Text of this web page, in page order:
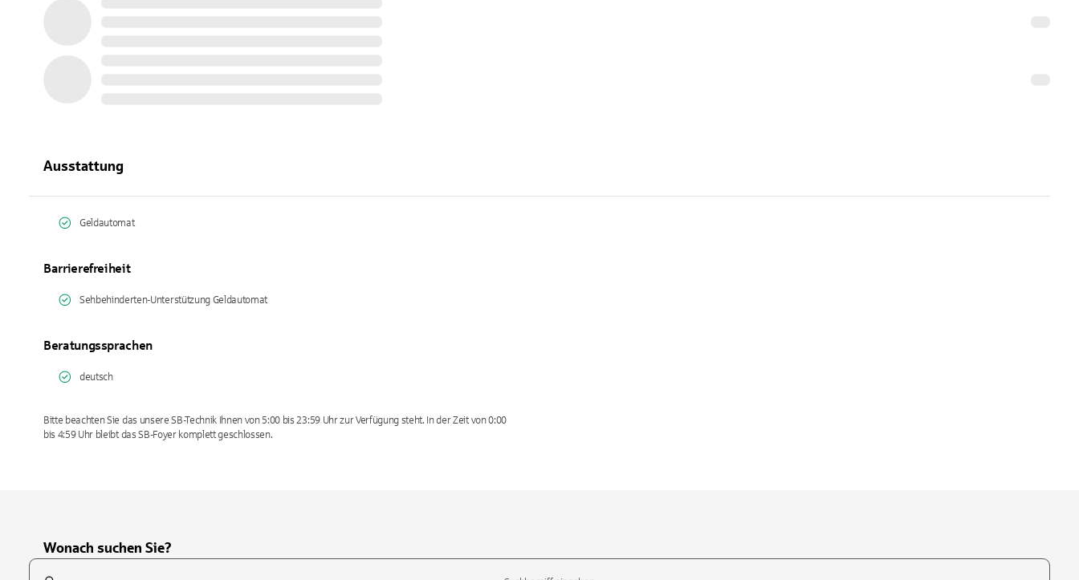
Ausstattung
Geldautomat
Barrierefreiheit
Sehbehinderten-Unterstützung Geldautomat
Beratungssprachen
deutsch
Bitte beachten Sie das unsere SB-Technik Ihnen von 5:00 bis 23:59 Uhr zur Verfügung steht. In der Zeit von 0:00
bis 4:59 Uhr bleibt das SB-Foyer komplett geschlossen.
Wonach suchen Sie?
Suchfeld